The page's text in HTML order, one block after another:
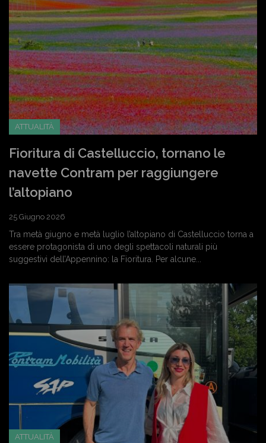
ATTUALITÀ
Fioritura di Castelluccio, tornano le
navette Contram per raggiungere
l’altopiano
25 Giugno 2026
Tra metà giugno e metà luglio l’altopiano di Castelluccio torna a
essere protagonista di uno degli spettacoli naturali più
suggestivi dell’Appennino: la Fioritura. Per alcune...
ATTUALITÀ